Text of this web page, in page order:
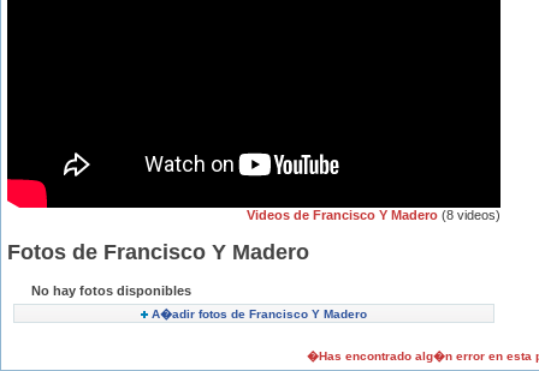
Videos de Francisco Y Madero (8 videos)
Fotos de Francisco Y Madero
No hay fotos disponibles
A�adir fotos de Francisco Y Madero
�Has encontrado alg�n error en esta